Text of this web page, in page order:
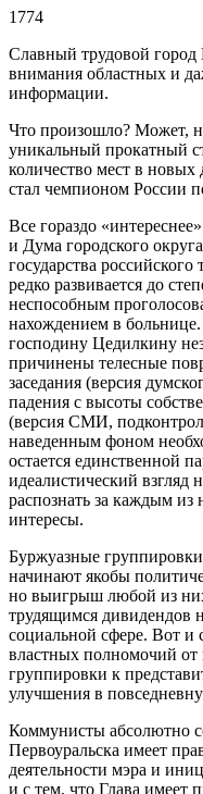
1774
Славный трудовой город
внимания областных и
информации.
Что произошло? Может,
уникальный прокатный
количество мест в новых
стал чемпионом России
Все гораздо
и Дума городского
государства
редко развивается до
неспособным
нахождением в
господину Цедилкину
причинены телесные
заседания (версия
падения с высоты
(версия СМИ,
наведенным фоном
остается единственной
идеалистический взгляд
распознать за каждым
интересы.
Буржуазные
начинают якобы
но выигрыш любой из
трудящимся дивидендов
социальной сфере. Вот и
властных полномочий от
группировки к
улучшения в
Коммунисты абсолютно
Первоуральска имеет
деятельности мэра и
и с тем, что Глава имеет